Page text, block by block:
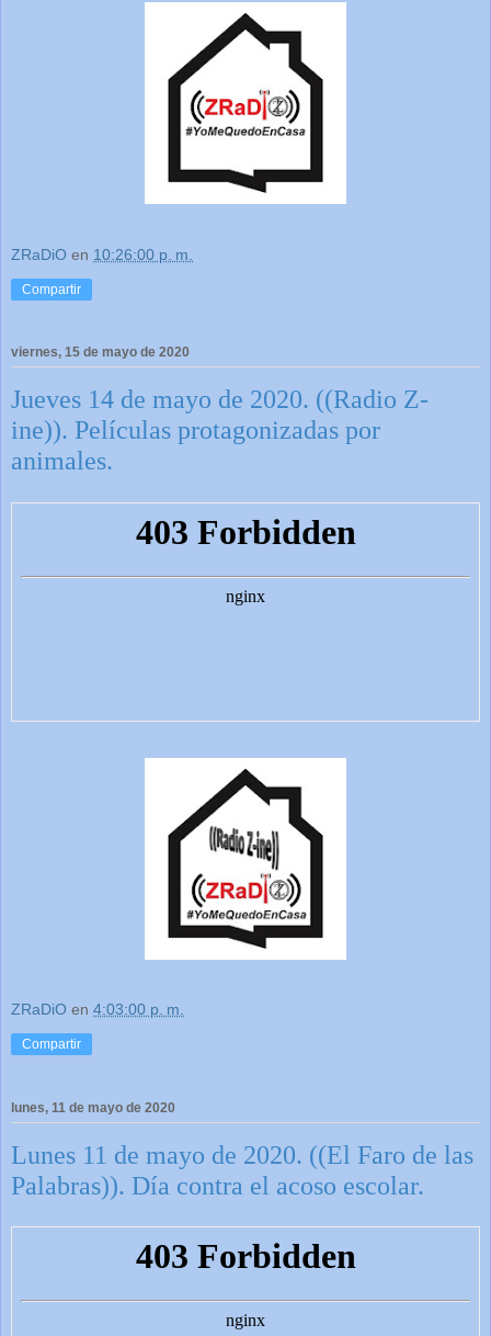
ZRaDiO en 10:26:00 p. m.
Compartir
viernes, 15 de mayo de 2020
Jueves 14 de mayo de 2020. ((Radio Z-
ine)). Películas protagonizadas por
animales.
ZRaDiO en 4:03:00 p. m.
Compartir
lunes, 11 de mayo de 2020
Lunes 11 de mayo de 2020. ((El Faro de las
Palabras)). Día contra el acoso escolar.